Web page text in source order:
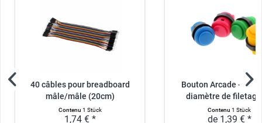
40 câbles pour breadboard
mâle/mâle (20cm)
Contenu 1 Stück
1,74 € *
Bouton Arcade -
diamètre de
Contenu1 Stück
de 1,39 € *